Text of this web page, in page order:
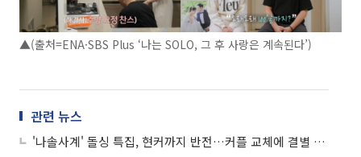
▲(출처=ENA·SBS Plus ‘나는 SOLO, 그 후 사랑은 계속된다’)
관련 뉴스
'나솔사계' 돌싱 특집, 현커까지 반전…커플 교체에 결별 폭로까지